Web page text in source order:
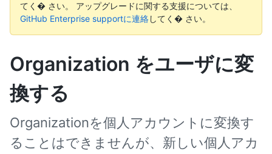
てく� さい。 アップグレードに関する支援については、
GitHub Enterprise supportに連絡してく� さい。
Organization をユーザに変
換する
Organizationを個人アカウントに変換す
ることはできませんが、新しい個人アカ